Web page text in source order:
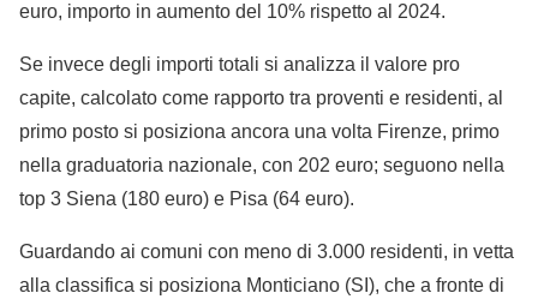
euro, importo in aumento del 10% rispetto al 2024.
Se invece degli importi totali si analizza il valore pro
capite, calcolato come rapporto tra proventi e residenti, al
primo posto si posiziona ancora una volta Firenze, primo
nella graduatoria nazionale, con 202 euro; seguono nella
top 3 Siena (180 euro) e Pisa (64 euro).
Guardando ai comuni con meno di 3.000 residenti, in vetta
alla classifica si posiziona Monticiano (SI), che a fronte di